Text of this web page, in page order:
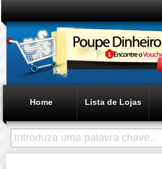
Home Lista de Lojas